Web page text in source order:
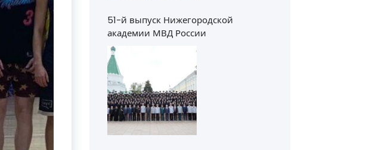
51-й выпуск Нижегородской
академии МВД России